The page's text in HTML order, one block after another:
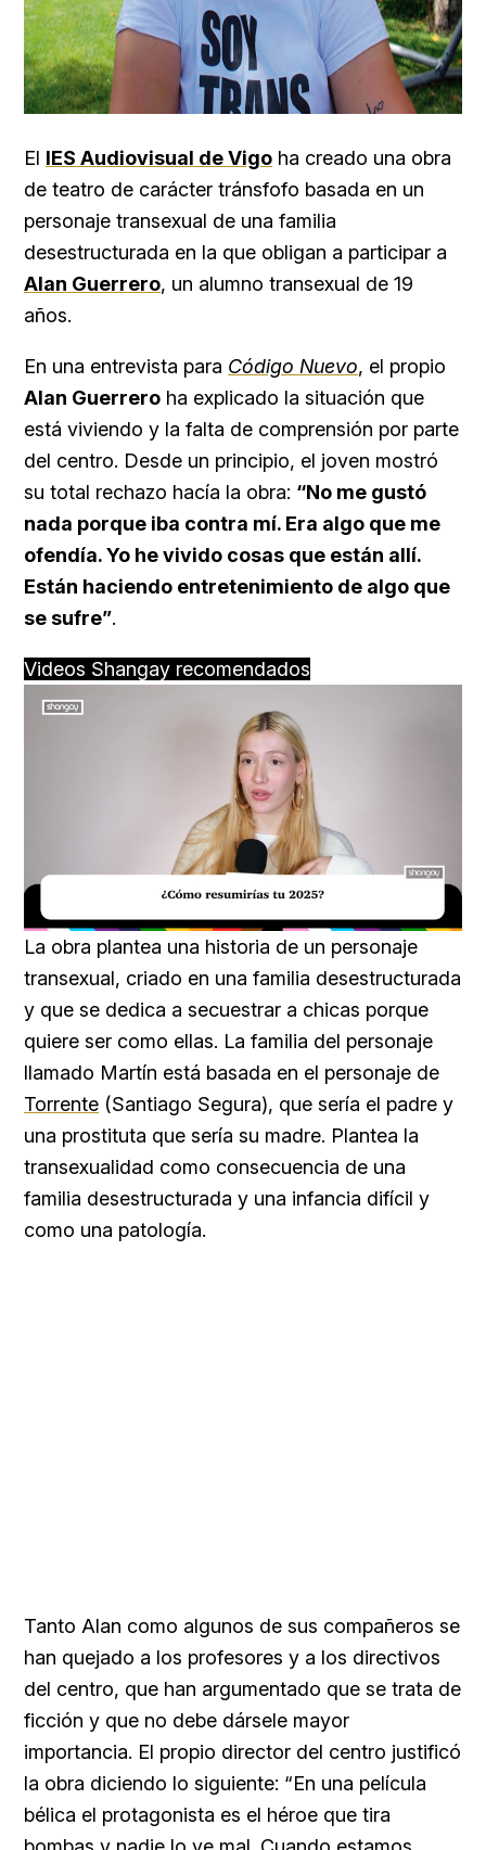
El IES Audiovisual de Vigo ha creado una obra
de teatro de carácter tránsfofo basada en un
personaje transexual de una familia
desestructurada en la que obligan a participar a
Alan Guerrero, un alumno transexual de 19
años.
En una entrevista para Código Nuevo, el propio
Alan Guerrero ha explicado la situación que
está viviendo y la falta de comprensión por parte
del centro. Desde un principio, el joven mostró
su total rechazo hacía la obra: “No me gustó
nada porque iba contra mí. Era algo que me
ofendía. Yo he vivido cosas que están allí.
Están haciendo entretenimiento de algo que
se sufre”.
Videos Shangay recomendados
Unmute Loaded:
34.00%
La obra plantea una historia de un personaje
transexual, criado en una familia desestructurada
y que se dedica a secuestrar a chicas porque
quiere ser como ellas. La familia del personaje
llamado Martín está basada en el personaje de
Torrente (Santiago Segura), que sería el padre y
una prostituta que sería su madre. Plantea la
transexualidad como consecuencia de una
familia desestructurada y una infancia difícil y
como una patología.
Tanto Alan como algunos de sus compañeros se
han quejado a los profesores y a los directivos
del centro, que han argumentado que se trata de
ficción y que no debe dársele mayor
importancia. El propio director del centro justificó
la obra diciendo lo siguiente: “En una película
bélica el protagonista es el héroe que tira